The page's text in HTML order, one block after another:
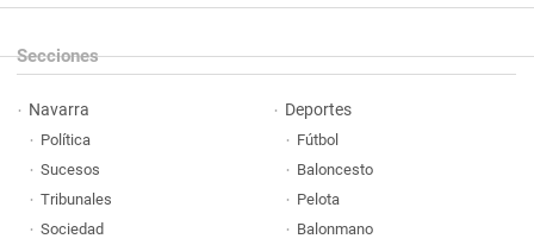
Secciones
Navarra
Política
Sucesos
Tribunales
Sociedad
Deportes
Fútbol
Baloncesto
Pelota
Balonmano